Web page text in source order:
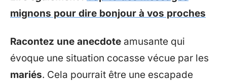
mignons pour dire bonjour à vos proches
Racontez une anecdote amusante qui
évoque une situation cocasse vécue par les
mariés. Cela pourrait être une escapade